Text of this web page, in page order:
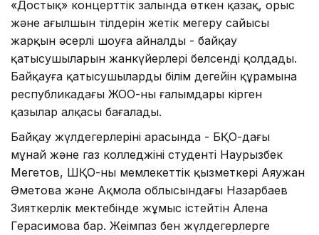
«Достық» концерттік залында өткен қазақ, орыс
және ағылшын тілдерін жетік меңгеру сайысы
жарқын әсерлі шоуға айналды - байқау
қатысушыларын жанкүйерлері белсенді қолдады.
Байқауға қатысушылардың білім деңгейін құрамына
республикадағы ЖОО-ның ғалымдары кірген
қазылар алқасы бағалады.
Байқау жүлдегерлерінің арасында - БҚО-дағы
мұнай және газ колледжінің студенті Наурызбек
Мегетов, ШҚО-ның мемлекеттік қызметкері Аяужан
Әметова және Ақмола облысындағы Назарбаев
Зияткерлік мектебінде жұмыс істейтін Алена
Герасимова бар. Жеңімпаз бен жүлдегерлерге